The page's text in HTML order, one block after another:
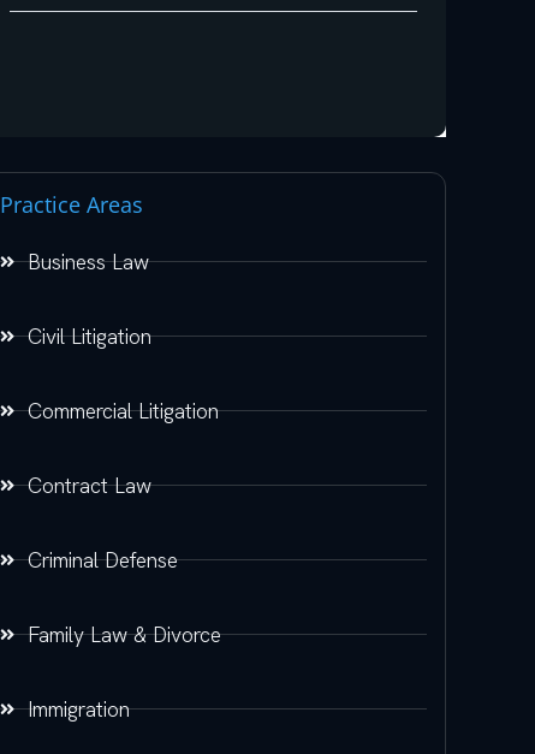
Practice Areas
Business Law
Civil Litigation
Commercial Litigation
Contract Law
Criminal Defense
Family Law & Divorce
Immigration